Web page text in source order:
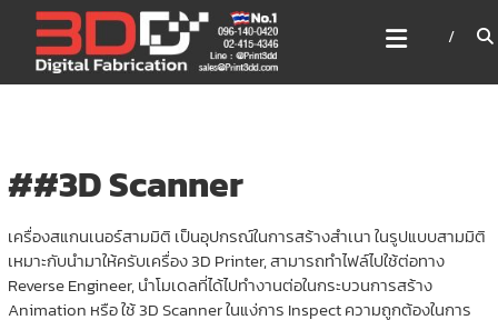
content
3DD DIGITAL FABRICATION
เครื่องพิมพ์3มิติ สแกนเนอร์
เลเซอร์
##3D Scanner
เครื่องสแกนเนอร์สามมิติ เป็นอุปกรณ์ในการสร้างสำเนา ในรูปแบบสามมิติ
เหมาะกับนำมาให้ครับเครื่อง 3D Printer, สามารถทำไฟล์ไปใช้ต่อทาง
Reverse Engineer, นำโมเดลที่ได้ไปทำงานต่อในกระบวนการสร้าง
Animation หรือ ใช้ 3D Scanner ในแง่การ Inspect ความถูกต้องในการ